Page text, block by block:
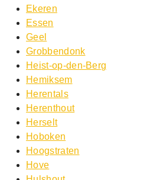
Ekeren
Essen
Geel
Grobbendonk
Heist-op-den-Berg
Hemiksem
Herentals
Herenthout
Herselt
Hoboken
Hoogstraten
Hove